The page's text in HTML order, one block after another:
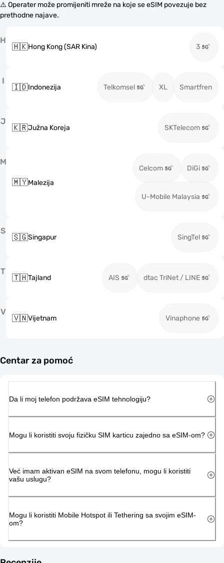
⚠️ Operater može promijeniti mreže na koje se eSIM povezuje bez
prethodne najave.
H
🇭🇰Hong Kong (SAR Kina) 3
I
🇮🇩Indonezija Telkomsel XL Smartfren
J
🇰🇷Južna Koreja SKTelecom
M
🇲🇾Malezija
Celcom DiGi
U-Mobile Malaysia
S
🇸🇬Singapur SingTel
T
🇹🇭Tajland AIS dtac TriNet / LINE
V
🇻🇳Vijetnam Vinaphone
Centar za pomoć
Da li moj telefon podržava eSIM tehnologiju?
Mogu li koristiti svoju fizičku SIM karticu zajedno sa eSIM-om?
Već imam aktivan eSIM na svom telefonu, mogu li koristiti
vašu uslugu?
Mogu li koristiti Mobile Hotspot ili Tethering sa svojim eSIM-
om?